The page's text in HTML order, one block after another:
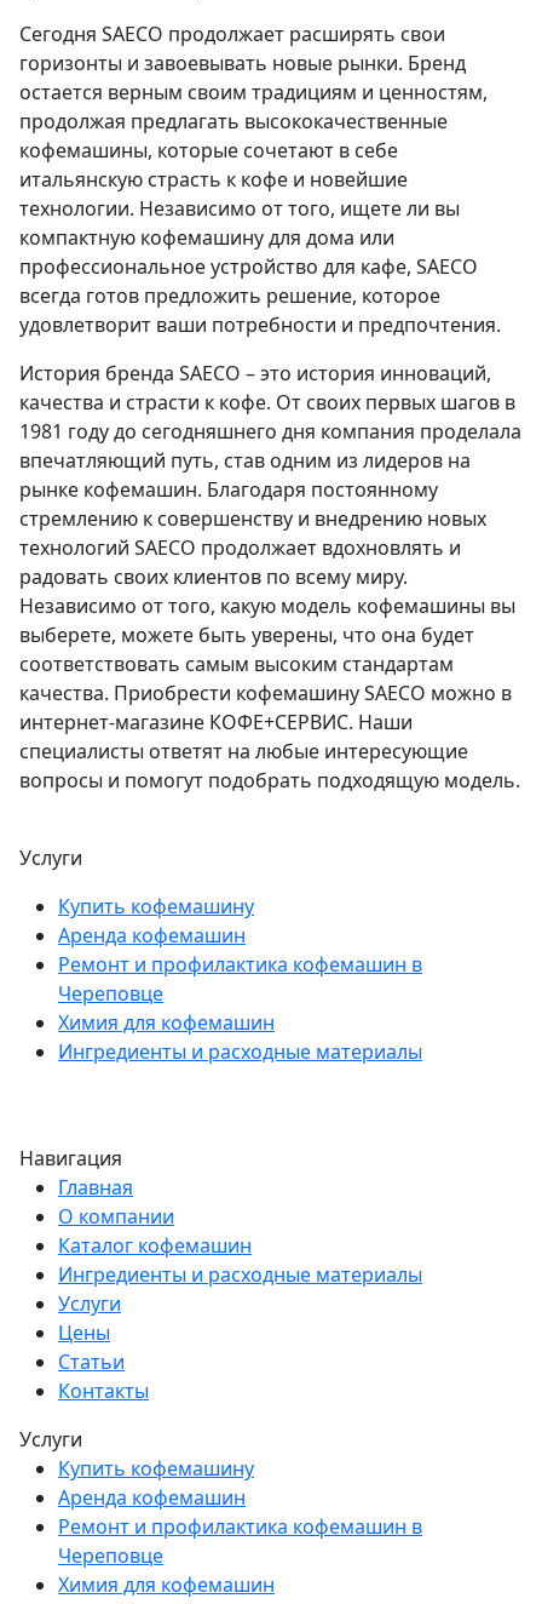
Сегодня SAECO продолжает расширять свои
горизонты и завоевывать новые рынки. Бренд
остается верным своим традициям и ценностям,
продолжая предлагать высококачественные
кофемашины, которые сочетают в себе
итальянскую страсть к кофе и новейшие
технологии. Независимо от того, ищете ли вы
компактную кофемашину для дома или
профессиональное устройство для кафе, SAECO
всегда готов предложить решение, которое
удовлетворит ваши потребности и предпочтения.
История бренда SAECO – это история инноваций,
качества и страсти к кофе. От своих первых шагов в
1981 году до сегодняшнего дня компания проделала
впечатляющий путь, став одним из лидеров на
рынке кофемашин. Благодаря постоянному
стремлению к совершенству и внедрению новых
технологий SAECO продолжает вдохновлять и
радовать своих клиентов по всему миру.
Независимо от того, какую модель кофемашины вы
выберете, можете быть уверены, что она будет
соответствовать самым высоким стандартам
качества. Приобрести кофемашину SAECO можно в
интернет-магазине КОФЕ+СЕРВИС. Наши
специалисты ответят на любые интересующие
вопросы и помогут подобрать подходящую модель.
Услуги
Купить кофемашину
Аренда кофемашин
Ремонт и профилактика кофемашин в
Череповце
Химия для кофемашин
Ингредиенты и расходные материалы
Навигация
Главная
О компании
Каталог кофемашин
Ингредиенты и расходные материалы
Услуги
Цены
Статьи
Контакты
Услуги
Купить кофемашину
Аренда кофемашин
Ремонт и профилактика кофемашин в
Череповце
Химия для кофемашин